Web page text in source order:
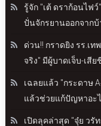
รู้จัก "เต้ ดราก้อนไฟ
ปั่นจักรยานออกจาก
ด่วน!! กราดยิง รร.เ
จริง" มีผู้บาดเจ็บ-เสีย
เฉลยแล้ว "กระดาษ
แล้วช่วยแก้ปัญหาอะไ
เปิดลุคล่าสุด "จุ๋ย วรั